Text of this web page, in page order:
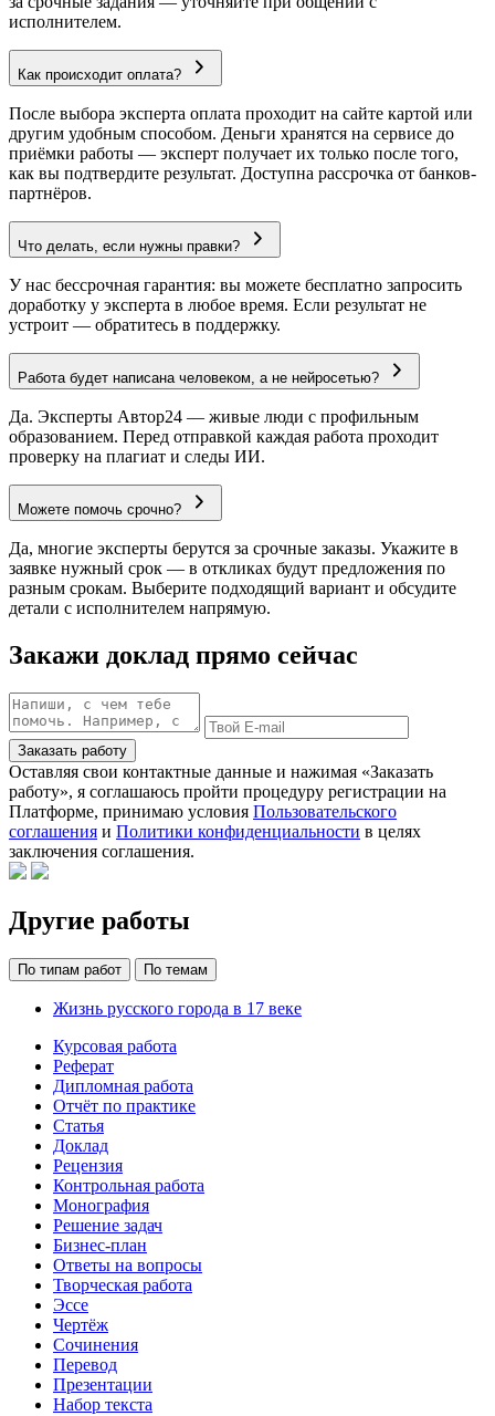
исполнителем.
Как происходит оплата?
После выбора эксперта оплата проходит на сайте картой или
другим удобным способом. Деньги хранятся на сервисе до
приёмки работы — эксперт получает их только после того,
как вы подтвердите результат. Доступна рассрочка от банков-
партнёров.
Что делать, если нужны правки?
У нас бессрочная гарантия: вы можете бесплатно запросить
доработку у эксперта в любое время. Если результат не
устроит — обратитесь в поддержку.
Работа будет написана человеком, а не нейросетью?
Да. Эксперты Автор24 — живые люди с профильным
образованием. Перед отправкой каждая работа проходит
проверку на плагиат и следы ИИ.
Можете помочь срочно?
Да, многие эксперты берутся за срочные заказы. Укажите в
заявке нужный срок — в откликах будут предложения по
разным срокам. Выберите подходящий вариант и обсудите
детали с исполнителем напрямую.
Закажи доклад прямо сейчас
Заказать работу
Оставляя свои контактные данные и нажимая «Заказать
работу», я соглашаюсь пройти процедуру регистрации на
Платформе, принимаю условия Пользовательского
соглашения и Политики конфиденциальности в целях
заключения соглашения.
Другие работы
По типам работ По темам
Жизнь русского города в 17 веке
Курсовая работа
Реферат
Дипломная работа
Отчёт по практике
Статья
Доклад
Рецензия
Контрольная работа
Монография
Решение задач
Бизнес-план
Ответы на вопросы
Творческая работа
Эссе
Чертёж
Сочинения
Перевод
Презентации
Набор текста